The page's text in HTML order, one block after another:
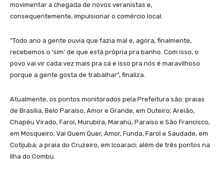
movimentar a chegada de novos veranistas e,
consequentemente, impulsionar o comércio local.
“Todo ano a gente ouvia que fazia mal e, agora, finalmente,
recebemos o ‘sim’ de que está própria pra banho. Com isso, o
povo vai vir cada vez mais pra cá e isso pra nós é maravilhoso
porque a gente gosta de trabalhar”, finaliza.
Atualmente, os pontos monitorados pela Prefeitura são: praias
de Brasília, Belo Paraíso, Amor e Grande, em Outeiro; Areião,
Chapéu Virado, Farol, Murubira, Marahú, Paraíso e São Francisco,
em Mosqueiro; Vai Quem Quer, Amor, Funda, Farol e Saudade, em
Cotijuba; a praia do Cruzeiro, em Icoaraci; além de três pontos na
Ilha do Combu.